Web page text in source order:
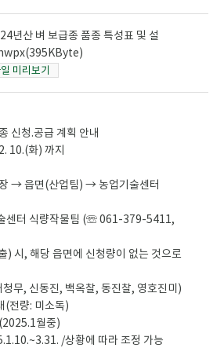
년산 벼 보급종 품종 특성표 및 설
미리보기
신청.공급 계획 안내
10.(화) 까지
→ 읍면(산업팀) → 농업기술센터
센터 식량작물팀 (☏ 061-379-5411,
) 시, 해당 읍면에 신청량이 없는 것으로
청무, 신동진, 백옥찰, 동진찰, 영호진미)
전량: 미소독)
월중)
/상황에 따라 조정 가능